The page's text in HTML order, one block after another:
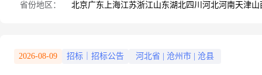
省份地区： 北京广东 上海江苏浙江山东湖北四川 河北河南天津山
2026-08-09 招标｜招标公告 河北省 沧州市 沧县